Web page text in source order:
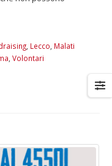
, Lecco, Malati
, Volontari